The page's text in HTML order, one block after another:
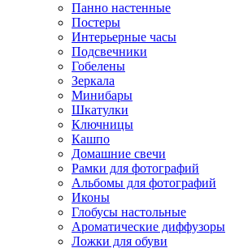
Панно настенные
Постеры
Интерьерные часы
Подсвечники
Гобелены
Зеркала
Минибары
Шкатулки
Ключницы
Кашпо
Домашние свечи
Рамки для фотографий
Альбомы для фотографий
Иконы
Глобусы настольные
Ароматические диффузоры
Ложки для обуви